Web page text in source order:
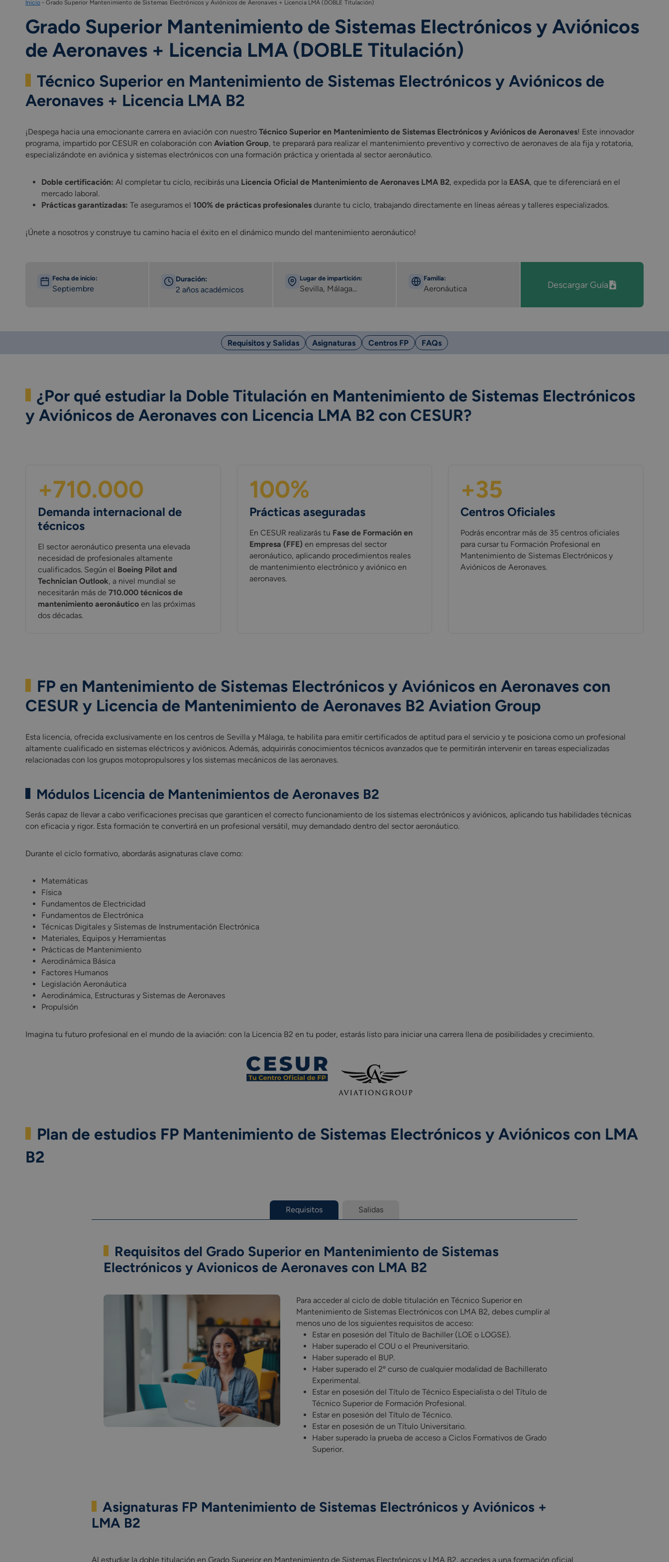
Inicio-Grado Superior Mantenimiento de Sistemas Electrónicos y Aviónicos de Aeronaves + Licencia LMA (DOBLE Titulación)
Grado Superior Mantenimiento de Sistemas Electrónicos y Aviónicos
de Aeronaves + Licencia LMA (DOBLE Titulación)
Técnico Superior en Mantenimiento de Sistemas Electrónicos y Aviónicos de
Aeronaves + Licencia LMA B2
¡Despega hacia una emocionante carrera en aviación con nuestro Técnico Superior en Mantenimiento de Sistemas Electrónicos y Aviónicos de Aeronaves! Este innovador
programa, impartido por CESUR en colaboración con Aviation Group, te preparará para realizar el mantenimiento preventivo y correctivo de aeronaves de ala fija y rotatoria,
especializándote en aviónica y sistemas electrónicos con una formación práctica y orientada al sector aeronáutico.
Doble certificación: Al completar tu ciclo, recibirás una Licencia Oficial de Mantenimiento de Aeronaves LMA B2, expedida por la EASA, que te diferenciará en el
mercado laboral.
Prácticas garantizadas: Te aseguramos el 100% de prácticas profesionales durante tu ciclo, trabajando directamente en líneas aéreas y talleres especializados.
¡Únete a nosotros y construye tu camino hacia el éxito en el dinámico mundo del mantenimiento aeronáutico!
Fecha de inicio:
Septiembre
Duración:
2 años académicos
Lugar de impartición:
Sevilla, Málaga...
Familia:
Aeronáutica Descargar Guía
Requisitos y Salidas Asignaturas Centros FP FAQs
¿Por qué estudiar la Doble Titulación en Mantenimiento de Sistemas Electrónicos
y Aviónicos de Aeronaves con Licencia LMA B2 con CESUR?
+710.000
Demanda internacional de
técnicos
El sector aeronáutico presenta una elevada
necesidad de profesionales altamente
cualificados. Según el Boeing Pilot and
Technician Outlook, a nivel mundial se
necesitarán más de 710.000 técnicos de
mantenimiento aeronáutico en las próximas
dos décadas.
100%
Prácticas aseguradas
En CESUR realizarás tu Fase de Formación en
Empresa (FFE)en empresas del sector
aeronáutico, aplicando procedimientos reales
de mantenimiento electrónico y aviónico en
aeronaves.
+35
Centros Oficiales
Podrás encontrar más de 35 centros oficiales
para cursar tu Formación Profesional en
Mantenimiento de Sistemas Electrónicos y
Aviónicos de Aeronaves.
FP en Mantenimiento de Sistemas Electrónicos y Aviónicos en Aeronaves con
CESUR y Licencia de Mantenimiento de Aeronaves B2 Aviation Group
Esta licencia, ofrecida exclusivamente en los centros de Sevilla y Málaga, te habilita para emitir certificados de aptitud para el servicio y te posiciona como un profesional
altamente cualificado en sistemas eléctricos y aviónicos. Además, adquirirás conocimientos técnicos avanzados que te permitirán intervenir en tareas especializadas
relacionadas con los grupos motopropulsores y los sistemas mecánicos de las aeronaves.
Módulos Licencia de Mantenimientos de Aeronaves B2
Serás capaz de llevar a cabo verificaciones precisas que garanticen el correcto funcionamiento de los sistemas electrónicos y aviónicos, aplicando tus habilidades técnicas
con eficacia y rigor. Esta formación te convertirá en un profesional versátil, muy demandado dentro del sector aeronáutico.
Durante el ciclo formativo, abordarás asignaturas clave como:
Matemáticas
Física
Fundamentos de Electricidad
Fundamentos de Electrónica
Técnicas Digitales y Sistemas de Instrumentación Electrónica
Materiales, Equipos y Herramientas
Prácticas de Mantenimiento
Aerodinámica Básica
Factores Humanos
Legislación Aeronáutica
Aerodinámica, Estructuras y Sistemas de Aeronaves
Propulsión
Imagina tu futuro profesional en el mundo de la aviación: con la Licencia B2 en tu poder, estarás listo para iniciar una carrera llena de posibilidades y crecimiento.
Plan de estudios FP Mantenimiento de Sistemas Electrónicos y Aviónicos con LMA
B2
Requisitos Salidas
Requisitos del Grado Superior en Mantenimiento de Sistemas
Electrónicos y Avionicos de Aeronaves con LMA B2
Para acceder al ciclo de doble titulación en Técnico Superior en
Mantenimiento de Sistemas Electrónicos con LMA B2, debes cumplir al
menos uno de los siguientes requisitos de acceso:
Estar en posesión del Título de Bachiller (LOE o LOGSE).
Haber superado el COU o el Preuniversitario.
Haber superado el BUP.
Haber superado el 2º curso de cualquier modalidad de Bachillerato
Experimental.
Estar en posesión del Título de Técnico Especialista o del Título de
Técnico Superior de Formación Profesional.
Estar en posesión del Título de Técnico.
Estar en posesión de un Título Universitario.
Haber superado la prueba de acceso a Ciclos Formativos de Grado
Superior.
Asignaturas FP Mantenimiento de Sistemas Electrónicos y Aviónicos +
LMA B2
Al estudiar la doble titulación en Grado Superior en Mantenimiento de Sistemas Electrónicos y LMA B2, accedes a una formación oficial